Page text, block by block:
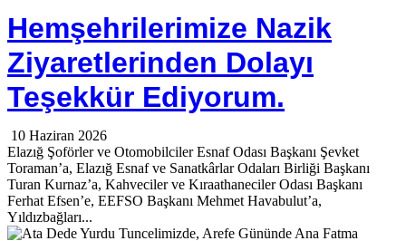
Hemşehrilerimize Nazik
Ziyaretlerinden Dolayı
Teşekkür Ediyorum.
10 Haziran 2026
Elazığ Şoförler ve Otomobilciler Esnaf Odası Başkanı Şevket
Toraman’a, Elazığ Esnaf ve Sanatkârlar Odaları Birliği Başkanı
Turan Kurnaz’a, Kahveciler ve Kıraathaneciler Odası Başkanı
Ferhat Efsen’e, EEFSO Başkanı Mehmet Havabulut’a,
Yıldızbağları...